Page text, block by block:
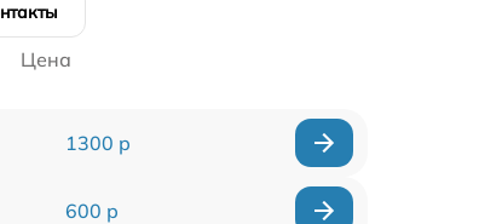
Цена
1300 р
600 р